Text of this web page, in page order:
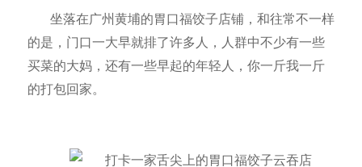
坐落在广州黄埔的胃口福饺子店铺，和往常不一样
的是，门口一大早就排了许多人，人群中不少有一些
买菜的大妈，还有一些早起的年轻人，你一斤我一斤
的打包回家。